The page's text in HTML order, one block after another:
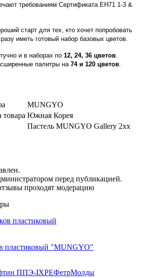
требованиям Сертификата ЕН71 1-3 &
старт для тех, кто хочет попробовать
иметь готовый набор базовых цветов.
и в наборах по 12, 24, 36 цветов
палитры на 74 и 120 цветов
MUNGYO
товара Южная Корея
Пастель MUNGYO Gallery 2хх
перед публикацией.
проходят модерацию
пластиковый "MUNGYO"
ППЭ-IXPEФетрМолды